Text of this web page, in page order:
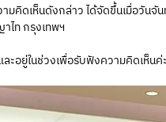
มคิดเห็นดังกล่าว ได้จัดขึ้นเมื่อวัน
ไท กรุงเทพฯ
ละอยู่ในช่วงเพื่อรับฟังความคิดเห็นค่ะ